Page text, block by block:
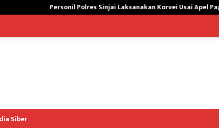
Polres Sinjai Laksanakan Korvei Usai Apel Pagi, Peduli lingkungan
Siber